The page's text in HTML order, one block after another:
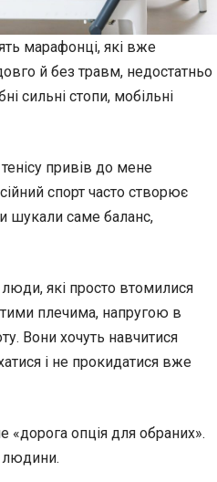
марафонці, які вже
й без травм, недостатньо
сильні стопи, мобільні
привів до мене
спорт часто створює
шукали саме баланс,
які просто втомилися
плечима, напругою в
Вони хочуть навчитися
і не прокидатися вже
«дорога опція для обраних».
людини.